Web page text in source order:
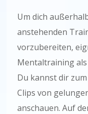
Um dich
anstehenden
vorzubereiten,
Mentaltraining
Du kannst dir
Clips von
anschauen. Auf